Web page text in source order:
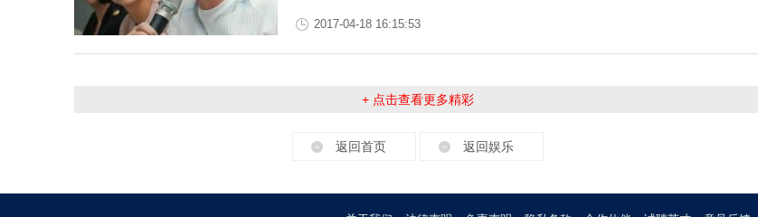
2017-04-18 16:15:53
+ 点击查看更多精彩
返回首页 返回娱乐